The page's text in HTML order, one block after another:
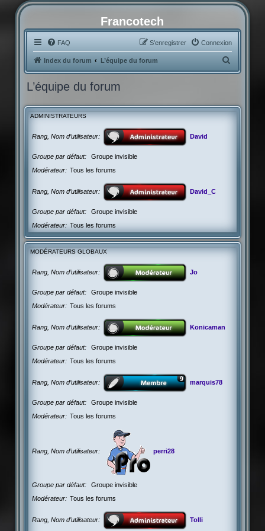
Francotech
FAQ Connexion
S’enregistrer
Index du forum L’équipe du forum
e
L’équipe du forum
ADMINISTRATEURS
Rang, Nom d’utilisateur David
Groupe par défaut
Groupe invisible
Modérateur
Tous les forums
Rang, Nom d’utilisateur David_C
Groupe par défaut
Groupe invisible
Modérateur
Tous les forums
MODÉRATEURS GLOBAUX
Rang, Nom d’utilisateur Jo
Groupe par défaut
Groupe invisible
Modérateur
Tous les forums
Rang, Nom d’utilisateur Konicaman
Groupe par défaut
Groupe invisible
Modérateur
Tous les forums
Rang, Nom d’utilisateur marquis78
Groupe par défaut
Groupe invisible
Modérateur
Tous les forums
Rang, Nom d’utilisateur perri28
Groupe par défaut
Groupe invisible
Modérateur
Tous les forums
Rang, Nom d’utilisateur Tolli